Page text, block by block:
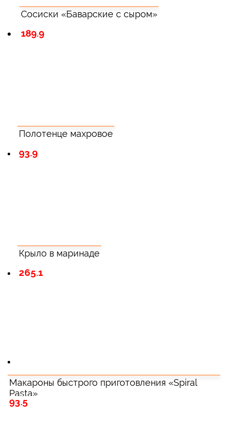
Сосиски «Баварские с сыром»
189.9
Полотенце махровое
93.9
Крыло в маринаде
265.1
Макароны быстрого приготовления «Spiral
Pasta»
93.5